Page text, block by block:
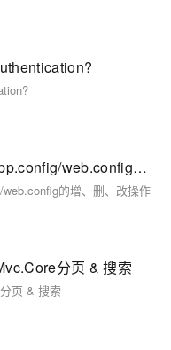
C#/ASP.NET应用程序配置文件app.config/web.config的增、删、改操作
的增、删、改操作
分页 & 搜索
页 & 搜索